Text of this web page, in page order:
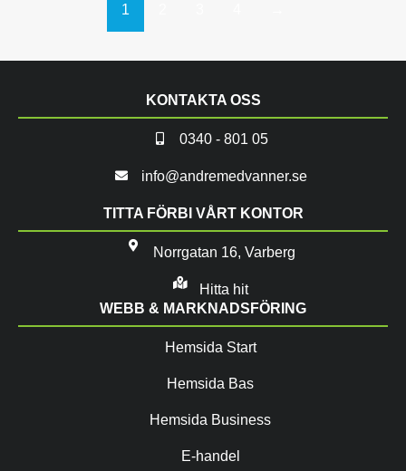
1
KONTAKTA OSS
0340 - 801 05
info@andremedvanner.se
TITTA FÖRBI VÅRT KONTOR
Norrgatan 16, Varberg
Hitta hit
WEBB & MARKNADSFÖRING
Hemsida Start
Hemsida Bas
Hemsida Business
E-handel